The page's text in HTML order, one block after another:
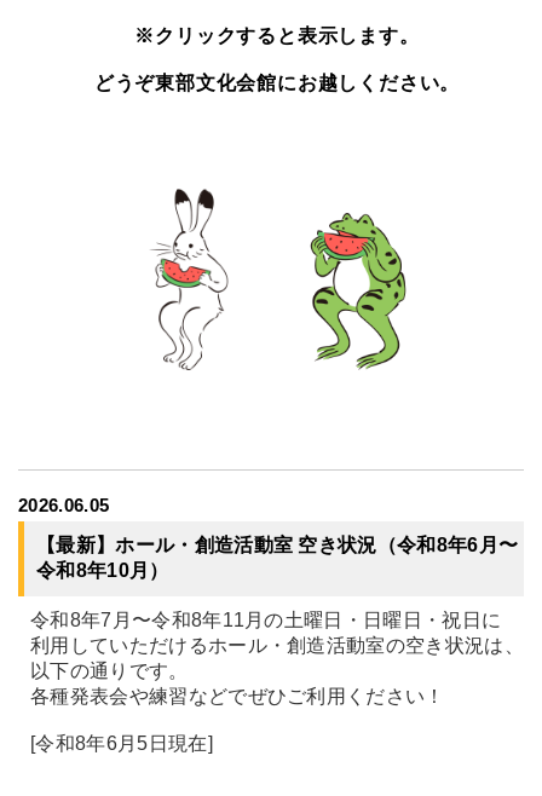
※クリックすると表示します。
どうぞ東部文化会館にお越しください。
2026.06.05
【最新】ホール・創造活動室 空き状況（令和8年6月〜
令和8年10月）
令和8年7月〜令和8年11月の土曜日・日曜日・祝日に
利用していただけるホール・創造活動室の空き状況は、
以下の通りです。
各種発表会や練習などでぜひご利用ください！
[令和8年6月5日現在]